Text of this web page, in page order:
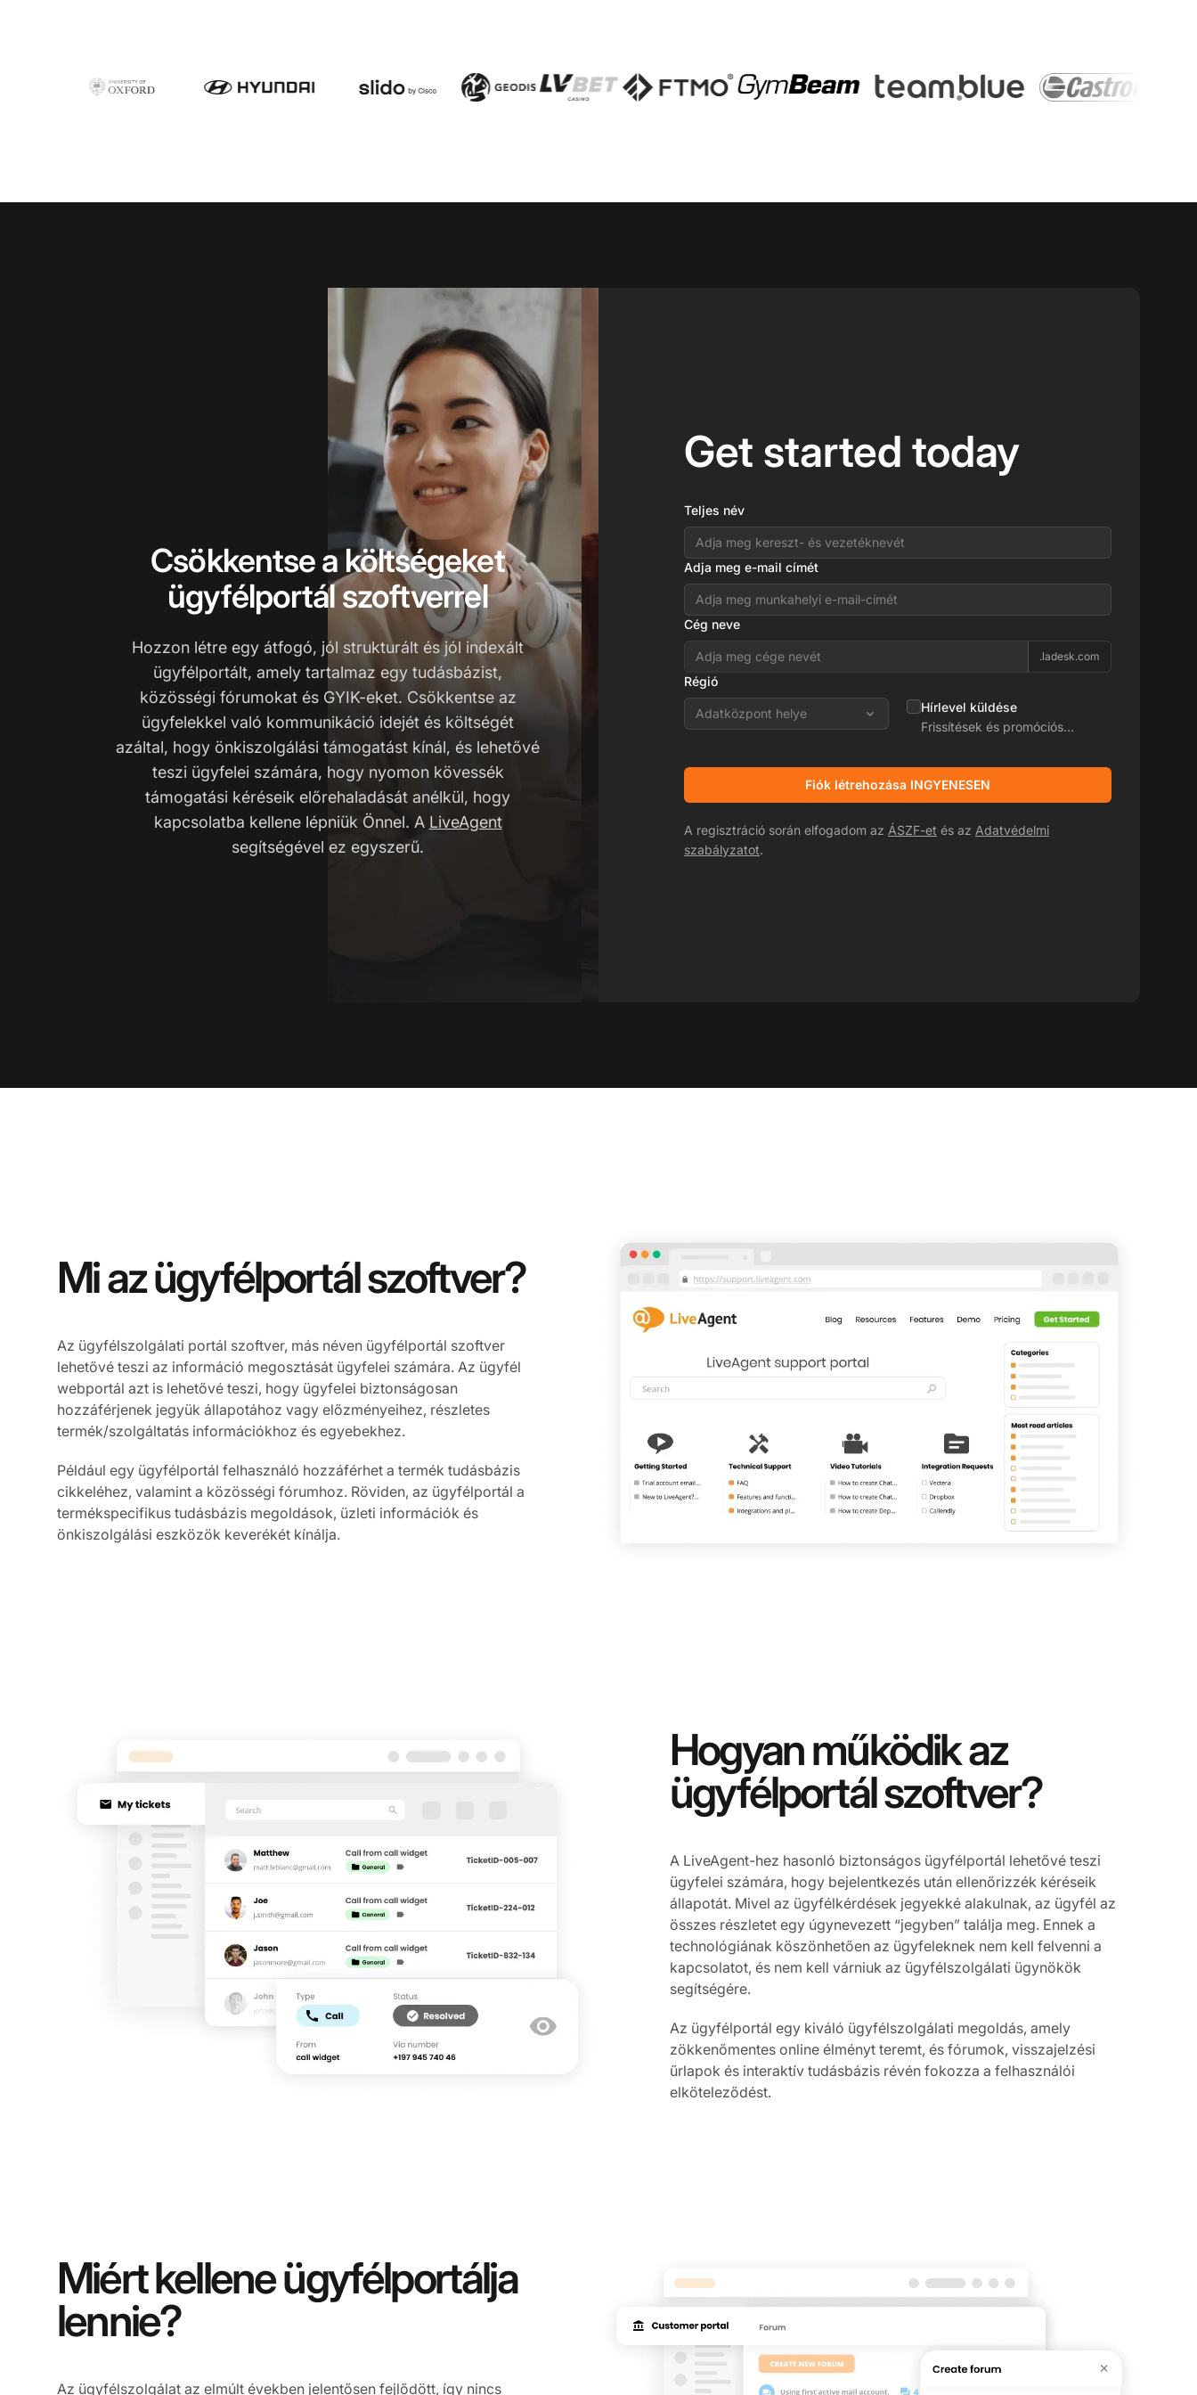
Csökkentse a költségeket
ügyfélportál szoftverrel
Hozzon létre egy átfogó, jól strukturált és jól indexált
ügyfélportált, amely tartalmaz egy tudásbázist,
közösségi fórumokat és GYIK-eket. Csökkentse az
ügyfelekkel való kommunikáció idejét és költségét
azáltal, hogy önkiszolgálási támogatást kínál, és lehetővé
teszi ügyfelei számára, hogy nyomon kövessék
támogatási kéréseik előrehaladását anélkül, hogy
kapcsolatba kellene lépniük Önnel. A LiveAgent
segítségével ez egyszerű.
Get started today
Teljes név
Adja meg e-mail címét
Cég neve
.ladesk.com
Régió
Adatközpont helye
Hírlevel küldése
Frissítések és promóciós
Fiók létrehozása INGYENESEN
A regisztráció során elfogadom az ÁSZF-et és az Adatvédelmi
szabályzatot.
Mi az ügyfélportál szoftver?
Az ügyfélszolgálati portál szoftver, más néven ügyfélportál szoftver
lehetővé teszi az információ megosztását ügyfelei számára. Az ügyfél
webportál azt is lehetővé teszi, hogy ügyfelei biztonságosan
hozzáférjenek jegyük állapotához vagy előzményeihez, részletes
termék/szolgáltatás információkhoz és egyebekhez.
Például egy ügyfélportál felhasználó hozzáférhet a termék tudásbázis
cikkeléhez, valamint a közösségi fórumhoz. Röviden, az ügyfélportál a
termékspecifikus tudásbázis megoldások, üzleti információk és
önkiszolgálási eszközök keverékét kínálja.
Hogyan működik az
ügyfélportál szoftver?
A LiveAgent-hez hasonló biztonságos ügyfélportál lehetővé teszi
ügyfelei számára, hogy bejelentkezés után ellenőrizzék kéréseik
állapotát. Mivel az ügyfélkérdések jegyekké alakulnak, az ügyfél az
összes részletet egy úgynevezett “jegyben” találja meg. Ennek a
technológiának köszönhetően az ügyfeleknek nem kell felvenni a
kapcsolatot, és nem kell várniuk az ügyfélszolgálati ügynökök
segítségére.
Az ügyfélportál egy kiváló ügyfélszolgálati megoldás, amely
zökkenőmentes online élményt teremt, és fórumok, visszajelzési
űrlapok és interaktív tudásbázis révén fokozza a felhasználói
elköteleződést.
Miért kellene ügyfélportálja
lennie?
Az ügyfélszolgálat az elmúlt években jelentősen fejlődött, így nincs